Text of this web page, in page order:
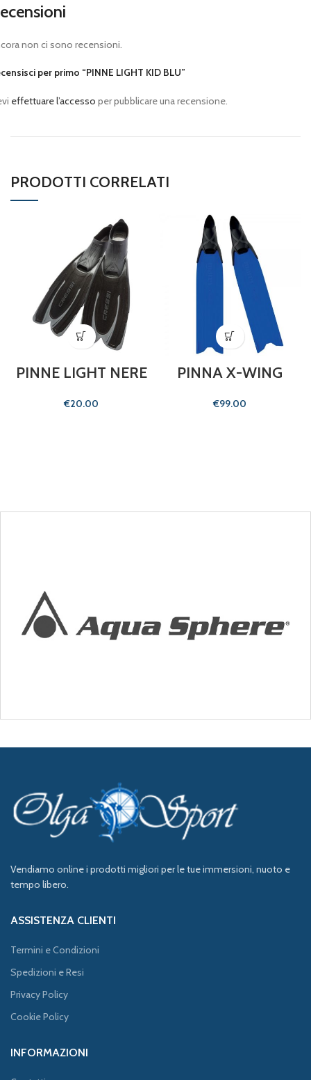
non ci sono recensioni.
per primo “PINNE LIGHT KID BLU”
effettuare l’accesso per pubblicare una recensione.
PRODOTTI CORRELATI
PINNE LIGHT NERE
€
PINNA X-WING
€
Vendiamo online i prodotti migliori per le tue immersioni, nuoto e
tempo libero.
ASSISTENZA CLIENTI
Termini e Condizioni
Spedizioni e Resi
Privacy Policy
Cookie Policy
INFORMAZIONI